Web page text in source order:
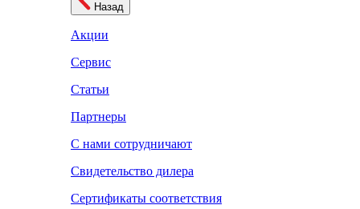
Назад
Акции
Сервис
Статьи
Партнеры
С нами сотрудничают
Свидетельство дилера
Сертификаты соответствия